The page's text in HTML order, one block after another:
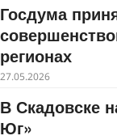
Госдума
регионах
27.05.2026
В Скадовске
Юг»